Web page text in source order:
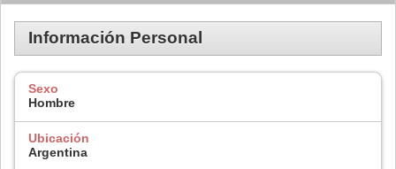
Información Personal
Sexo
Hombre
Ubicación
Argentina